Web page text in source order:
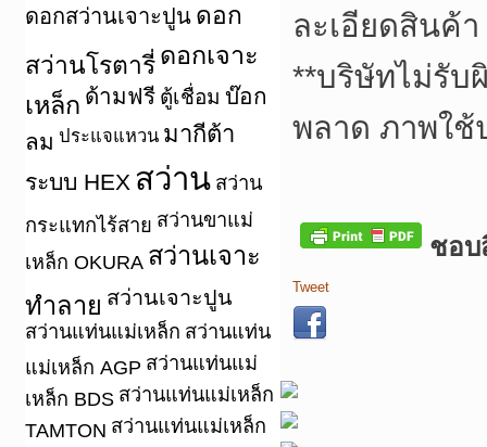
ดอกสว่านเจาะปูน ดอก
สว่านโรตารี่ ดอกเจาะ
เหล็ก ด้ามฟรี ตู้เชื่อม บ๊อก
ลม ประแจแหวน มากีต้า
ระบบ HEX สว่าน สว่าน
กระแทกไร้สาย สว่านขาแม่
เหล็ก OKURA สว่านเจาะ
ทำลาย สว่านเจาะปูน
สว่านแท่นแม่เหล็ก สว่านแท่น
แม่เหล็ก AGP สว่านแท่นแม่
เหล็ก BDS สว่านแท่นแม่เหล็ก
TAMTON สว่านแท่นแม่เหล็ก
ละเอียดสินค้
**บริษัทไม่รับ
พลาด ภาพใ
ชอบ
Tweet